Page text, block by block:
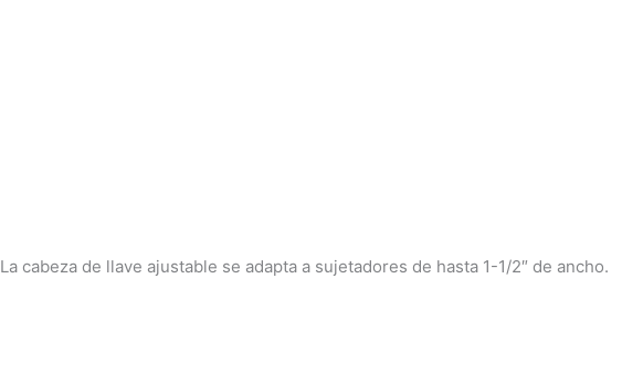
La cabeza de llave ajustable se adapta a sujetadores de hasta 1-1/2″ de ancho.